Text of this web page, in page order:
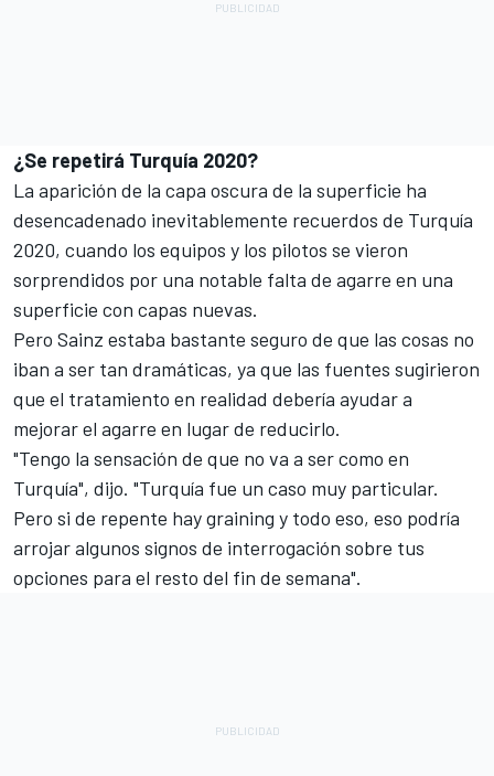
¿Se repetirá Turquía 2020?
La aparición de la capa oscura de la superficie ha
desencadenado inevitablemente recuerdos de Turquía
2020, cuando los equipos y los pilotos se vieron
sorprendidos por una notable falta de agarre en una
superficie con capas nuevas.
Pero Sainz estaba bastante seguro de que las cosas no
iban a ser tan dramáticas, ya que las fuentes sugirieron
que el tratamiento en realidad debería ayudar a
mejorar el agarre en lugar de reducirlo.
"Tengo la sensación de que no va a ser como en
Turquía", dijo. "Turquía fue un caso muy particular.
Pero si de repente hay graining y todo eso, eso podría
arrojar algunos signos de interrogación sobre tus
opciones para el resto del fin de semana".